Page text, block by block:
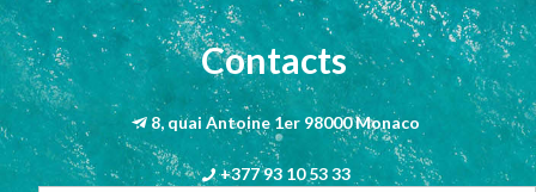
Contacts
8, quai Antoine 1er 98000 Monaco
+377 93 10 53 33